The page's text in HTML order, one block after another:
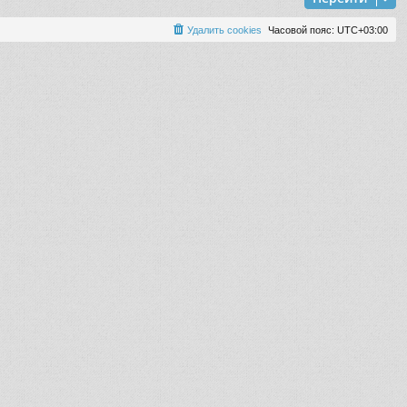
Часовой пояс: UTC+03:00
Удалить cookies